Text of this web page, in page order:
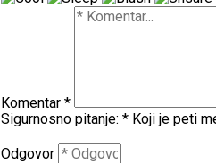
Komentar *
Sigurnosno pitanje: * Koji je peti
Odgovor